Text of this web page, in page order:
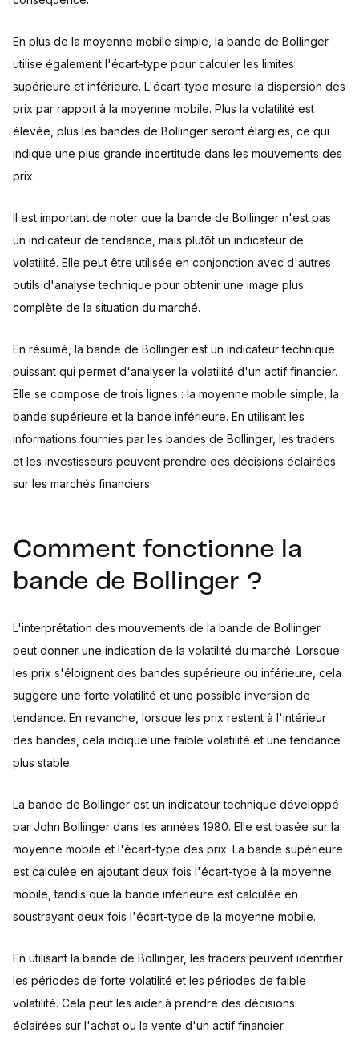
En plus de la moyenne mobile simple, la bande de Bollinger
utilise également l'écart-type pour calculer les limites
supérieure et inférieure. L'écart-type mesure la dispersion des
prix par rapport à la moyenne mobile. Plus la volatilité est
élevée, plus les bandes de Bollinger seront élargies, ce qui
indique une plus grande incertitude dans les mouvements des
prix.
Il est important de noter que la bande de Bollinger n'est pas
un indicateur de tendance, mais plutôt un indicateur de
volatilité. Elle peut être utilisée en conjonction avec d'autres
outils d'analyse technique pour obtenir une image plus
complète de la situation du marché.
En résumé, la bande de Bollinger est un indicateur technique
puissant qui permet d'analyser la volatilité d'un actif financier.
Elle se compose de trois lignes : la moyenne mobile simple, la
bande supérieure et la bande inférieure. En utilisant les
informations fournies par les bandes de Bollinger, les traders
et les investisseurs peuvent prendre des décisions éclairées
sur les marchés financiers.
Comment fonctionne la
bande de Bollinger ?
L'interprétation des mouvements de la bande de Bollinger
peut donner une indication de la volatilité du marché. Lorsque
les prix s'éloignent des bandes supérieure ou inférieure, cela
suggère une forte volatilité et une possible inversion de
tendance. En revanche, lorsque les prix restent à l'intérieur
des bandes, cela indique une faible volatilité et une tendance
plus stable.
La bande de Bollinger est un indicateur technique développé
par John Bollinger dans les années 1980. Elle est basée sur la
moyenne mobile et l'écart-type des prix. La bande supérieure
est calculée en ajoutant deux fois l'écart-type à la moyenne
mobile, tandis que la bande inférieure est calculée en
soustrayant deux fois l'écart-type de la moyenne mobile.
En utilisant la bande de Bollinger, les traders peuvent identifier
les périodes de forte volatilité et les périodes de faible
volatilité. Cela peut les aider à prendre des décisions
éclairées sur l'achat ou la vente d'un actif financier.